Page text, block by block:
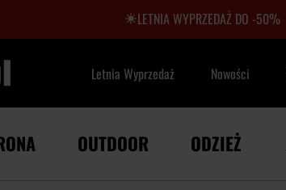
LETNIA WYPRZEDAŻ DO -50%
Letnia Wyprzedaż Nowości
OUTDOOR ODZIEŻ